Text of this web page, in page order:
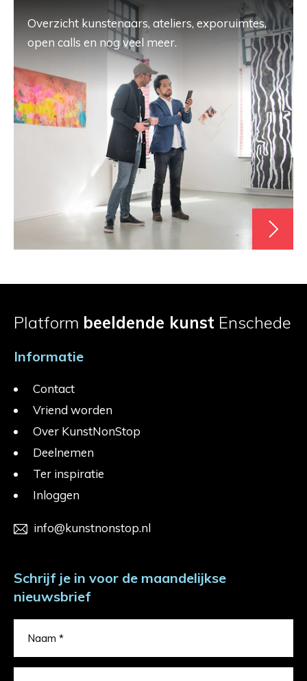
Overzicht kunstenaars, ateliers, exporuimtes,
open calls en nog veel meer.
Platform beeldende kunst Enschede
Informatie
Contact
Vriend worden
Over KunstNonStop
Deelnemen
Ter inspiratie
Inloggen
info@kunstnonstop.nl
Schrijf je in voor de maandelijkse
nieuwsbrief